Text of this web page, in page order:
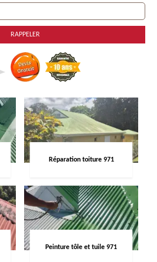
Réparation toiture 971
Peinture tôle et tuile 971